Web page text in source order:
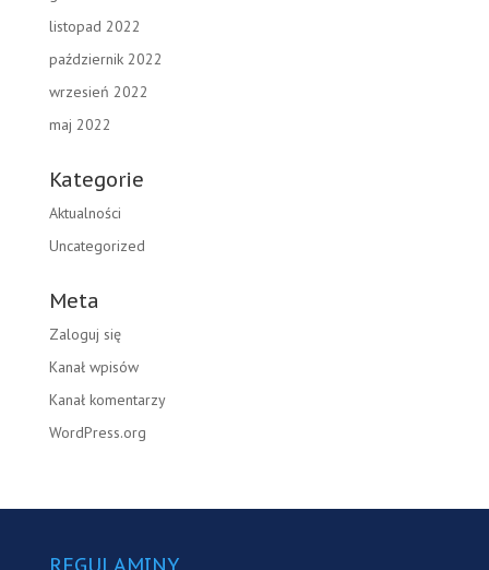
listopad 2022
październik 2022
wrzesień 2022
maj 2022
Kategorie
Aktualności
Uncategorized
Meta
Zaloguj się
Kanał wpisów
Kanał komentarzy
WordPress.org